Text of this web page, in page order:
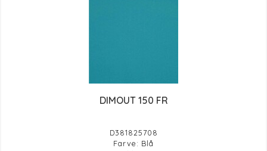
DIMOUT 150 FR
D381825708
Farve: Blå